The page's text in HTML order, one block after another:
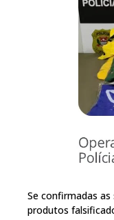
Se confirmadas
produtos